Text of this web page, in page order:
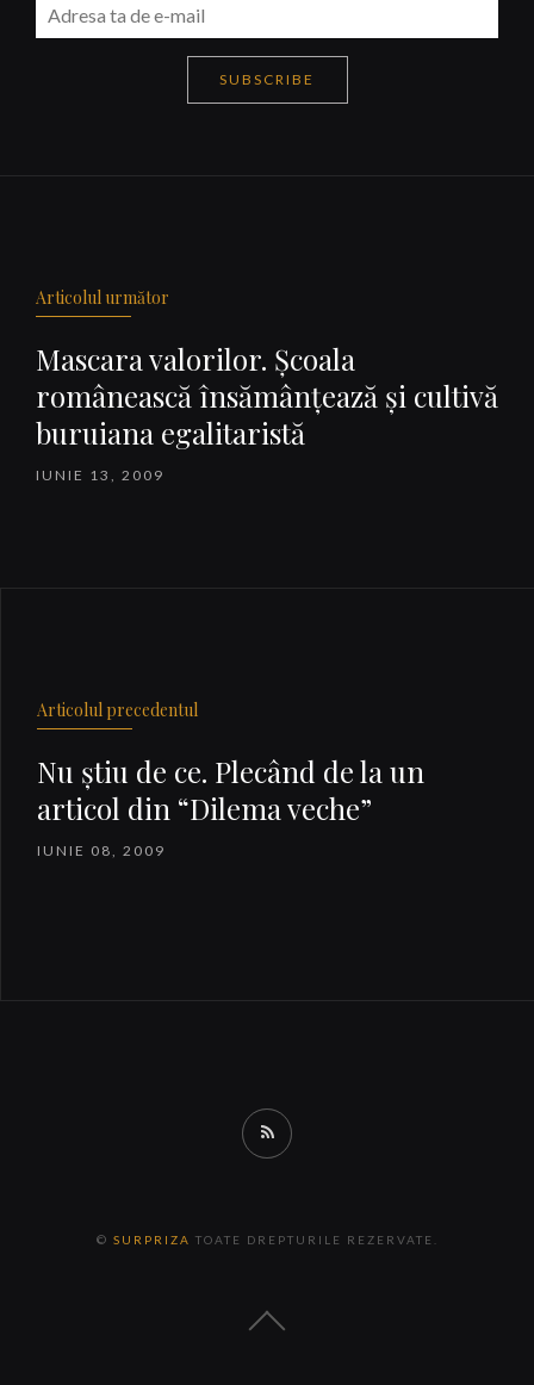
SUBSCRIBE
Articolul următor
Mascara valorilor. Şcoala
românească însămânţează şi cultivă
buruiana egalitaristă
IUNIE 13, 2009
Articolul precedentul
Nu ştiu de ce. Plecând de la un
articol din “Dilema veche”
IUNIE 08, 2009
RSS
© SURPRIZA TOATE DREPTURILE REZERVATE.
Back